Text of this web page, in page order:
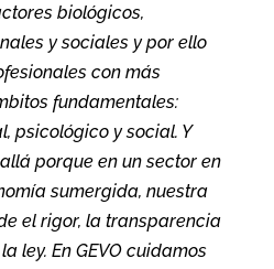
biológicos,
y sociales y por ello
con más
fundamentales:
psicológico y social. Y
porque en un sector en
sumergida, nuestra
el rigor, la transparencia
ley. En GEVO cuidamos